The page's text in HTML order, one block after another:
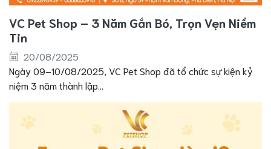
VC Pet Shop – 3 Năm Gắn Bó, Trọn Vẹn Niềm
Tin
20/08/2025
Ngày 09–10/08/2025, VC Pet Shop đã tổ chức sự kiện kỷ
niệm 3 năm thành lập...